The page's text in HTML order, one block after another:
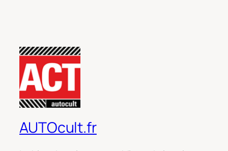
AUTOcult.fr